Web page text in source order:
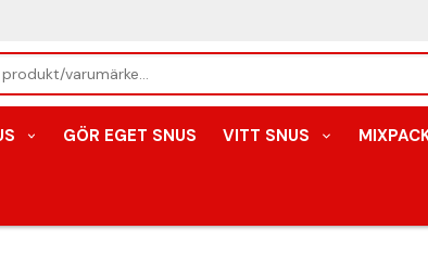
GÖR EGET SNUS VITT SNUS